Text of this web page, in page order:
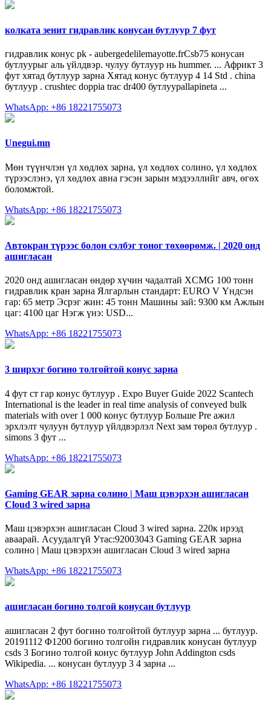
колката зенит гидравлик конусан бутлуур 7 фут
гидравлик конус pk - aubergedelilemayotte.frCsb75 конусан
бутлуурыг аль үйлдвэр. чулуу бутлуур нь hummer. ... Африкт 3
фут хятад бутлуур зарна Хятад конус бутлуур 4 14 Std . china
бутлуур . crushtec doppia trac dr400 бутлуурallapineta ...
WhatsApp: +86 18221755073
Unegui.mn
Мөн түүнчлэн үл хөдлөх зарна, үл хөдлөх солино, үл хөдлөх
түрээслэнэ, үл хөдлөх авна гэсэн зарын мэдээллийг авч, өгөх
боломжтой.
WhatsApp: +86 18221755073
Автокран түрээс болон сэлбэг тоног төхөөрөмж. | 2020 онд
ашигласан
2020 онд ашигласан өндөр хүчин чадалтай XCMG 100 тонн
гидравлик кран зарна Ялгарлын стандарт: EURO V Үндсэн
гар: 65 метр Эсрэг жин: 45 тонн Машины зай: 9300 км Ажлын
цаг: 4100 цаг Нэгж үнэ: USD...
WhatsApp: +86 18221755073
3 ширхэг богино толгойтой конус зарна
4 фут ст гар конус бутлуур . Expo Buyer Guide 2022 Scantech
International is the leader in real time analysis of conveyed bulk
materials with over 1 000 конус бутлуур Больше Pre ажил
эрхлэлт чулуун бутлуур үйлдвэрлэл Next зам төрөл бутлуур .
simons 3 фут ...
WhatsApp: +86 18221755073
Gaming GEAR зарна солино | Маш цэвэрхэн ашигласан
Cloud 3 wired зарна
Маш цэвэрхэн ашигласан Cloud 3 wired зарна. 220к ирээд
аваарай. Асуудалгүй Утас:92003043 Gaming GEAR зарна
солино | Маш цэвэрхэн ашигласан Cloud 3 wired зарна
WhatsApp: +86 18221755073
ашигласан богино толгой конусан бутлуур
ашигласан 2 фут богино толгойтой бутлуур зарна ... бутлуур.
20191112 Φ1200 богино толгойн гидравлик конусан бутлуур
csds 3 Богино толгой конус бутлуур John Addington csds
Wikipedia. ... конусан бутлуур 3 4 зарна ...
WhatsApp: +86 18221755073